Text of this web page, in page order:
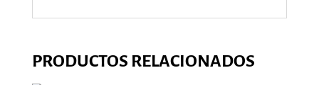
PRODUCTOS RELACIONADOS